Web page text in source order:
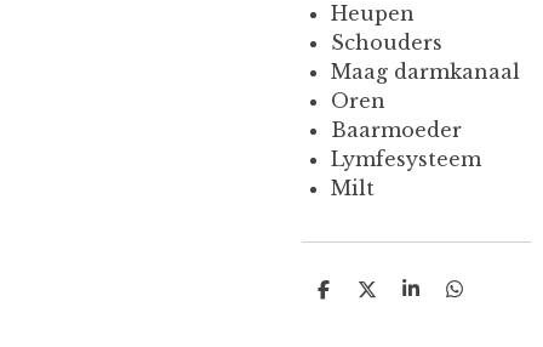
Heupen
Schouders
Maag darmkanaal
Oren
Baarmoeder
Lymfesysteem
Milt
D
D
S
D